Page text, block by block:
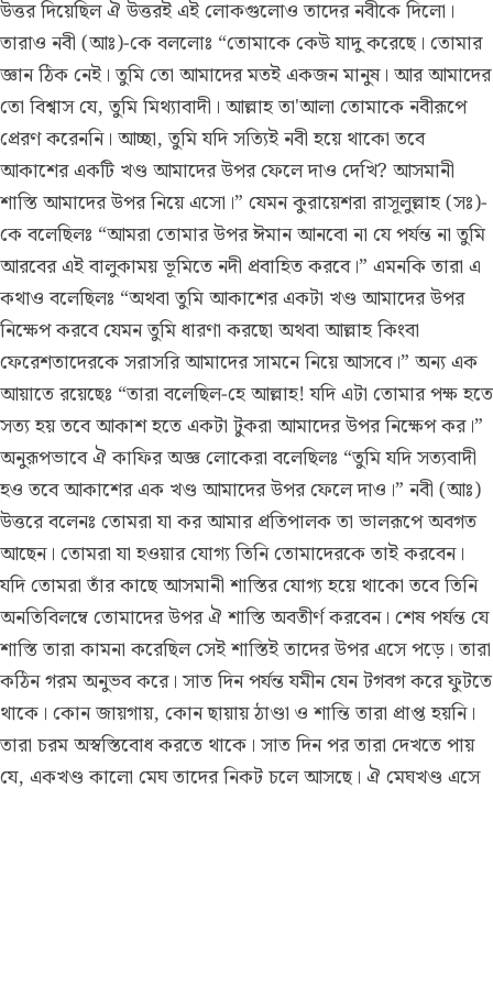
উত্তর দিয়েছিল ঐ উত্তরই এই লোকগুলোও তাদের নবীকে দিলো।
তারাও নবী (আঃ)-কে বললোঃ “তোমাকে কেউ যাদু করেছে। তোমার
জ্ঞান ঠিক নেই। তুমি তো আমাদের মতই একজন মানুষ। আর আমাদের
তো বিশ্বাস যে, তুমি মিথ্যাবাদী। আল্লাহ তা'আলা তোমাকে নবীরূপে
প্রেরণ করেননি। আচ্ছা, তুমি যদি সত্যিই নবী হয়ে থাকো তবে
আকাশের একটি খণ্ড আমাদের উপর ফেলে দাও দেখি? আসমানী
শাস্তি আমাদের উপর নিয়ে এসো।” যেমন কুরায়েশরা রাসূলুল্লাহ (সঃ)-
কে বলেছিলঃ “আমরা তোমার উপর ঈমান আনবো না যে পর্যন্ত না তুমি
আরবের এই বালুকাময় ভূমিতে নদী প্রবাহিত করবে।” এমনকি তারা এ
কথাও বলেছিলঃ “অথবা তুমি আকাশের একটা খণ্ড আমাদের উপর
নিক্ষেপ করবে যেমন তুমি ধারণা করছো অথবা আল্লাহ কিংবা
ফেরেশতাদেরকে সরাসরি আমাদের সামনে নিয়ে আসবে।” অন্য এক
আয়াতে রয়েছেঃ “তারা বলেছিল-হে আল্লাহ! যদি এটা তোমার পক্ষ হতে
সত্য হয় তবে আকাশ হতে একটা টুকরা আমাদের উপর নিক্ষেপ কর।”
অনুরূপভাবে ঐ কাফির অজ্ঞ লোকেরা বলেছিলঃ “তুমি যদি সত্যবাদী
হও তবে আকাশের এক খণ্ড আমাদের উপর ফেলে দাও।” নবী (আঃ)
উত্তরে বলেনঃ তোমরা যা কর আমার প্রতিপালক তা ভালরূপে অবগত
আছেন। তোমরা যা হওয়ার যোগ্য তিনি তোমাদেরকে তাই করবেন।
যদি তোমরা তাঁর কাছে আসমানী শাস্তির যোগ্য হয়ে থাকো তবে তিনি
অনতিবিলম্বে তোমাদের উপর ঐ শাস্তি অবতীর্ণ করবেন। শেষ পর্যন্ত যে
শাস্তি তারা কামনা করেছিল সেই শাস্তিই তাদের উপর এসে পড়ে। তারা
কঠিন গরম অনুভব করে। সাত দিন পর্যন্ত যমীন যেন টগবগ করে ফুটতে
থাকে। কোন জায়গায়, কোন ছায়ায় ঠাণ্ডা ও শান্তি তারা প্রাপ্ত হয়নি।
তারা চরম অস্বস্তিবোধ করতে থাকে। সাত দিন পর তারা দেখতে পায়
যে, একখণ্ড কালো মেঘ তাদের নিকট চলে আসছে। ঐ মেঘখণ্ড এসে